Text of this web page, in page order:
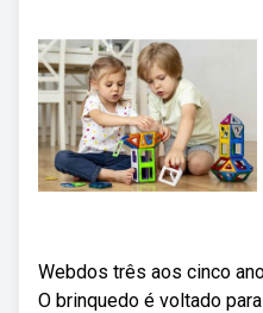
Webdos três aos cinco
O brinquedo é voltado